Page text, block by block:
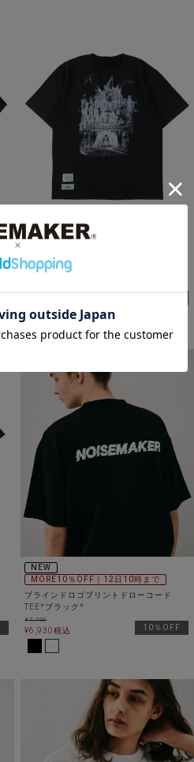
NEW
《ユニセックス》トリプルコラボ
NEW
MORE10％OFF｜12日10時まで
ブラインドロゴプリントドローコード
TEE*ブラック*
¥7,700
¥6,930税込 10％OFF